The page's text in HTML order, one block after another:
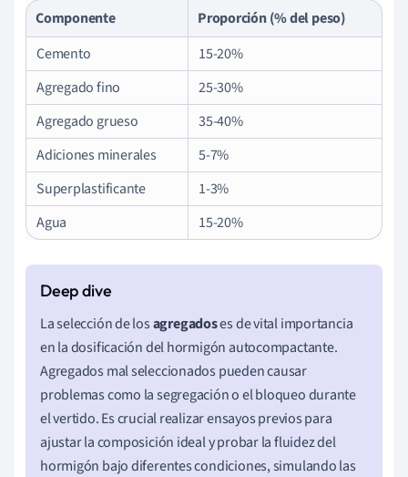
Componente
Proporción (% del peso)
Cemento
15-20%
Agregado fino
25-30%
Agregado grueso
35-40%
Adiciones minerales
5-7%
Superplastificante
1-3%
Agua
15-20%
La selección de losagregadoses de vital importancia
en la dosificación del hormigón autocompactante.
Agregados mal seleccionados pueden causar
problemas como la segregación o el bloqueo durante
el vertido. Es crucial realizar ensayos previos para
ajustar la composición ideal y probar la fluidez del
hormigón bajo diferentes condiciones, simulando las